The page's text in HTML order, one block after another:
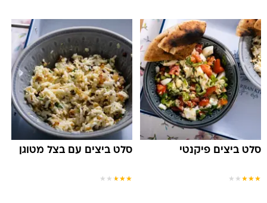
סלט ביצים פיקנטי
★
★
★
★
★
סלט ביצים עם בצל מטוגן
★
★
★
★
★